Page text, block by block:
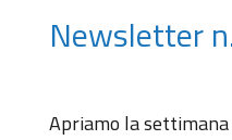
Newsletter
Apriamo la